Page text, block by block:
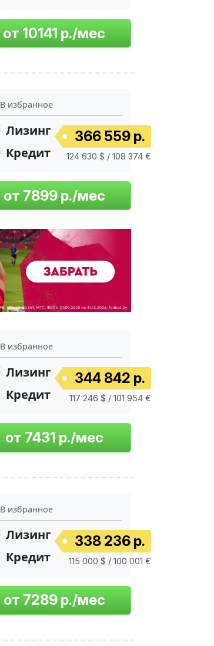
В избранное
Лизинг
Кредит
366 559 р.
124 630 $ / 108 374 €
В избранное
Лизинг
Кредит
344 842 р.
117 246 $ / 101 954 €
В избранное
Лизинг
Кредит
338 236 р.
115 000 $ / 100 001 €